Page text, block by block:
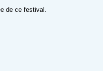
de ce festival.